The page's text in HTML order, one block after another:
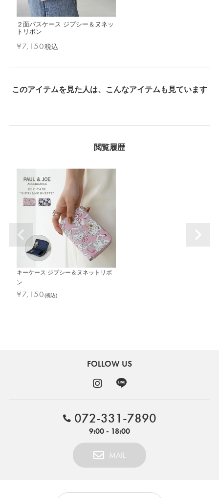
２面パスケース ジプシー＆ヌネッ
トリボン
¥7,150税込
キーケース ジプシー＆ヌネットリボ
ン
¥7,150(税込)
FOLLOW US
MAIL
072-331-7890
9:00 - 18:00